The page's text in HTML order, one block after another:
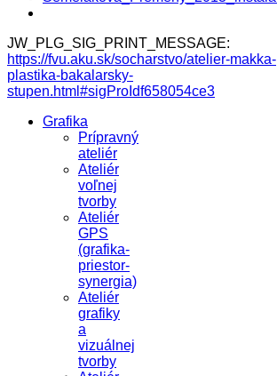
JW_PLG_SIG_PRINT_MESSAGE:
https://fvu.aku.sk/socharstvo/atelier-makka-
plastika-bakalarsky-
stupen.html#sigProIdf658054ce3
Grafika
Prípravný
ateliér
Ateliér
voľnej
tvorby
Ateliér
GPS
(grafika-
priestor-
synergia)
Ateliér
grafiky
a
vizuálnej
tvorby